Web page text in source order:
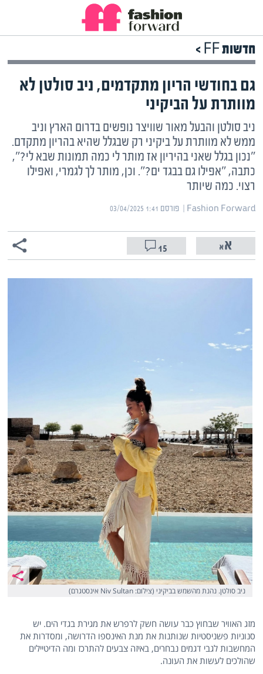
חדשות FF >
גם בחודשי הריון מתקדמים, ניב סולטן לא
מוותרת על הביקיני
ניב סולטן והבעל מאור שוויצר נופשים בדרום הארץ וניב
ממש לא מוותרת על ביקיני רק שבגלל שהיא בהריון מתקדם.
"נכון בגלל שאני בהיריון אז מותר לי כמה תמונות שבא לי?",
כתבה, "אפילו גם בבגד ים?". וכן, מותר לך לגמרי, ואפילו
רצוי. כמה שיותר
Fashion Forward | ‏ פורסם ‎03/04/2025 1:41
15
ניב סולטן. נהנת מהשמש בביקיני (צילום: Niv Sultan אינסטגרם)
מזג האוויר שבחוץ כבר עושה חשק לרפרש את מגירת בגדי הים. יש
סנוניות פשניסטיות שנותנות את מנת האינספו הדרושה, ומסדרות את
המחשבות לגבי דגמים נבחרים, באיזה צבעים להתרכז ומה הדיטיילים
שהולכים לעשות את העונה.